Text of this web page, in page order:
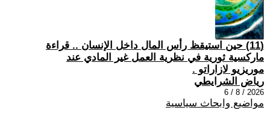
(11) حين استيقظ رأس المال داخل الإنسان .. قراءة
ماركسية ثورية في نظرية العمل غير المادي عند
موريزيو لازاراتو .
رياض الشرايطي
2026 / 8 / 6
مواضيع وابحاث سياسية